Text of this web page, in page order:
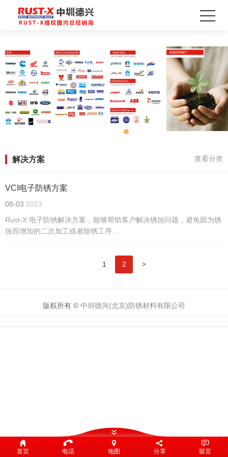
解决方案 查看分类
VCI电子防锈方案
08-03 2023
Rust-X 电子防锈解决方案，能够帮助客户解决锈蚀问题，避免因为锈
蚀而增加的二次加工或者除锈工序...
1 2 >
首页 电话 地图 分享 留言
版权所有 © 中圳德兴(北京)防锈材料有限公司